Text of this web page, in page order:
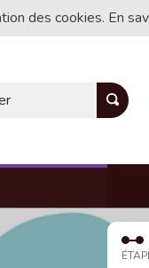
des cookies. En